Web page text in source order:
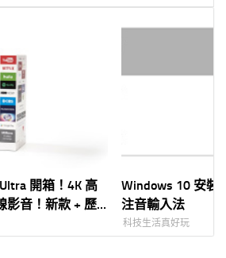
開箱！4K 高
影音！新款 + 歷
Windows 10 安裝
注音輸入法
科技生活真好玩